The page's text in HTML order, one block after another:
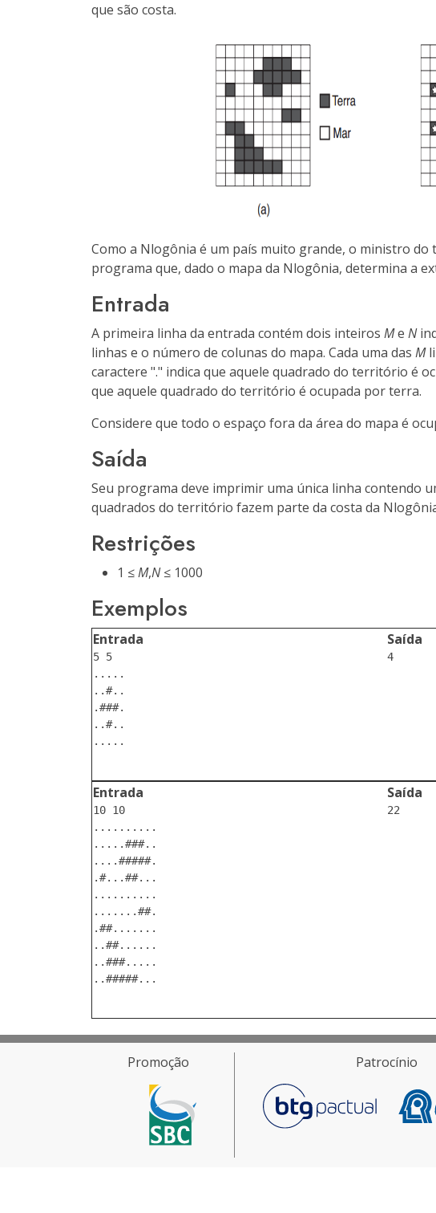
que são costa.
Como a Nlogônia é um país muito grande, o ministro do
programa que, dado o mapa da Nlogônia, determina a
Entrada
A primeira linha da entrada contém dois inteiros Me N
linhas e o número de colunas do mapa. Cada uma das M
caractere "." indica que aquele quadrado do território é
que aquele quadrado do território é ocupada por terra.
Considere que todo o espaço fora da área do mapa é
Saída
Seu programa deve imprimir uma única linha contendo
quadrados do território fazem parte da costa da
Restrições
1 ≤M,N≤ 1000
Exemplos
Entrada
5 5
.....
..#..
.###.
..#..
.....
Saída
4
Entrada
10 10
..........
.....###..
....#####.
.#...##...
..........
.......##.
.##.......
..##......
..###.....
..#####...
Saída
22
Promoção Patrocínio